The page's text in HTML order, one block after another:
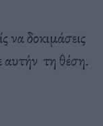
να δοκιμάσεις
αυτήν τη θέση.